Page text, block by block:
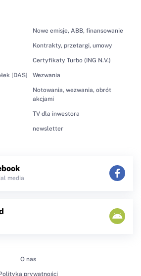
[DAS]
Nowe emisje, ABB, finansowanie
Kontrakty, przetargi, umowy
Certyfikaty Turbo (ING N.V.)
Wezwania
Notowania, wezwania, obrót
akcjami
TV dla inwestora
newsletter
media
O nas
prywatności